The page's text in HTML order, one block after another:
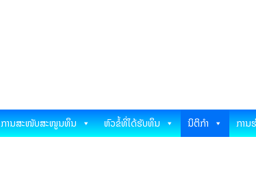
ການສະໜັບສະໜູນທຶນ ຫົວຂໍ້ທີ່ໄດ້ຮັບທຶນ ນິຕິກຳ ການ